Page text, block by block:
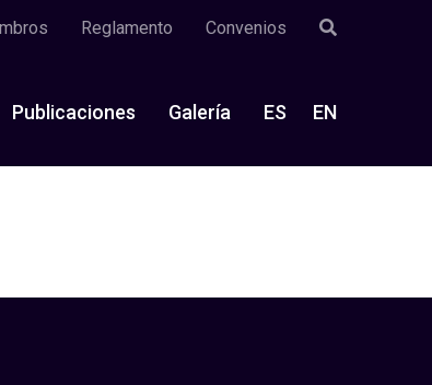
Reglamento Convenios
Publicaciones Galería ES EN